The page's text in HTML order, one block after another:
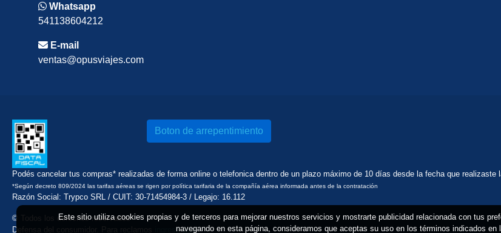
Whatsapp
541138604212
E-mail
ventas@opusviajes.com
Boton de arrepentimiento
Podés cancelar tus compras* realizadas de forma online o telefonica dentro de un plazo máximo de 10 días desde la fecha que realizaste
*Según decreto 809/2024 las tarifas aéreas se rigen por política tarifaria de la compañía aérea informada antes de la contratación
Razón Social: Trypco SRL / CUIT: 30-71454984-3 / Legajo: 16.112
© Todos los derechos reservados
Defensa del consumidor. Para reclamos
ingrese aquí
Este sitio utiliza cookies propias y de terceros para mejorar nuestros servicios y mostrarte publicidad relacionada con tus
navegando en esta página, consideramos que aceptas su uso en los términos indicados en